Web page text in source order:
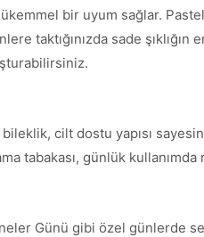
bir uyum sağlar.
taktığınızda sade
cilt dostu yapısı
tabakası, günlük
Günü gibi özel günlerde